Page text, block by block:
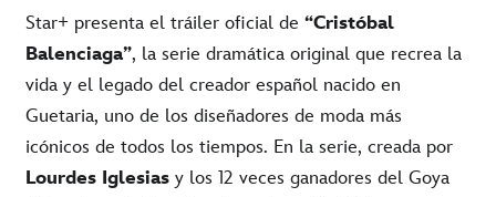
Star+ presenta el tráiler oficial de “Cristóbal
Balenciaga”, la serie dramática original que recrea la
vida y el legado del creador español nacido en
Guetaria, uno de los diseñadores de moda más
icónicos de todos los tiempos. En la serie, creada por
Lourdes Iglesias y los 12 veces ganadores del Goya